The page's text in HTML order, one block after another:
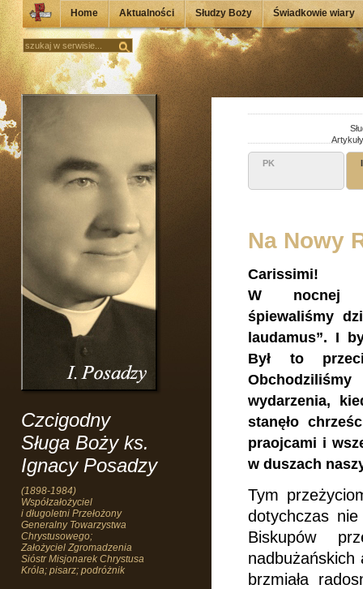
Home Aktualności Słudzy Boży Świadkowie wiary
Czcigodny
Sługa Boży ks.
Ignacy Posadzy
(1898-1984)
Współzałożyciel
i długoletni Przełożony
Generalny Towarzystwa
Chrystusowego;
Założyciel Zgromadzenia
Sióstr Misjonarek Chrystusa
Króla; pisarz; podróżnik
Artykuły
PK
Na Nowy
Carissimi!
W nocnej
śpiewaliśmy
laudamus”. I
Był to
wydarzenia,
stanęło
praojcami i
w duszach
Tym
dotychczas
Biskupów
brzmiała